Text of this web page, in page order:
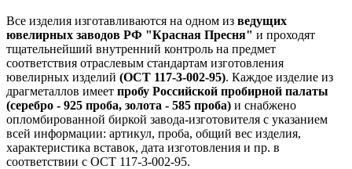
Все изделия изготавливаются на одном из ведущих
ювелирных заводов РФ "Красная Пресня" и проходят
тщательнейший внутренний контроль на предмет
соответствия отраслевым стандартам изготовления
ювелирных изделий (ОСТ 117-3-002-95). Каждое изделие из
драгметаллов имеет пробу Российской пробирной палаты
(серебро - 925 проба, золота - 585 проба) и снабжено
опломбированной биркой завода-изготовителя с указанием
всей информации: артикул, проба, общий вес изделия,
характеристика вставок, дата изготовления и пр. в
соответствии с ОСТ 117-3-002-95.